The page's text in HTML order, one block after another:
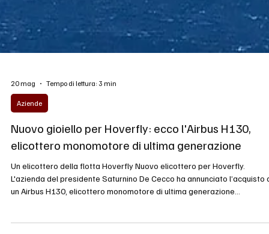
20 mag
Aziende
Nuovo gioiello per Hoverfly: ecco l'Airbus H130,
elicottero monomotore di ultima generazione
Un elicottero della flotta Hoverfly Nuovo elicottero per Hoverfly.